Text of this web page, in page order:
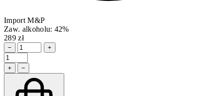
Import M&P
Zaw. alkoholu: 42%
289 zł
− +
+ −